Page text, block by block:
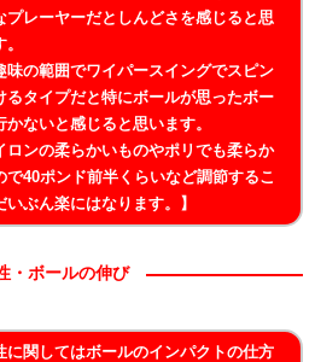
プレーヤーだとしんどさを感じると思
味の範囲でワイパースイングでスピン
るタイプだと特にボールが思ったボー
かないと感じると思います。
ロンの柔らかいものやポリでも柔らか
で40ポンド前半くらいなど調節するこ
いぶん楽にはなります。】
・ボールの伸び
に関してはボールのインパクトの仕方